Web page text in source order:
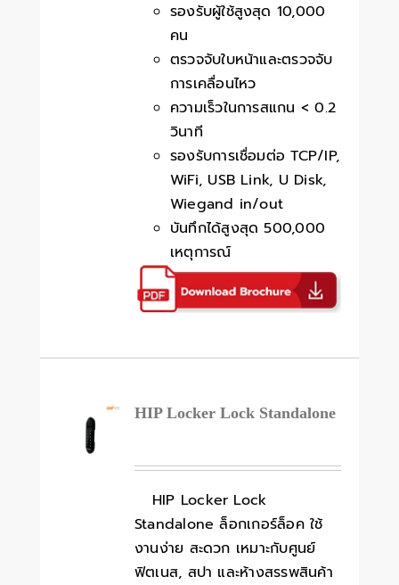
รองรับผู้ใช้สูงสุด 10,000
คน
ตรวจจับใบหน้าและตรวจจับ
การเคลื่อนไหว
ความเร็วในการสแกน < 0.2
วินาที
รองรับการเชื่อมต่อ TCP/IP,
WiFi, USB Link, U Disk,
Wiegand in/out
บันทึกได้สูงสุด 500,000
เหตุการณ์
HIP Locker Lock Standalone
HIP Locker Lock
Standalone ล็อกเกอร์ล็อค ใช้
งานง่าย สะดวก เหมาะกับศูนย์
ฟิตเนส, สปา และห้างสรรพสินค้า